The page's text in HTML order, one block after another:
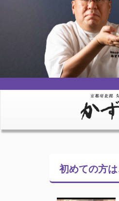
初めての方